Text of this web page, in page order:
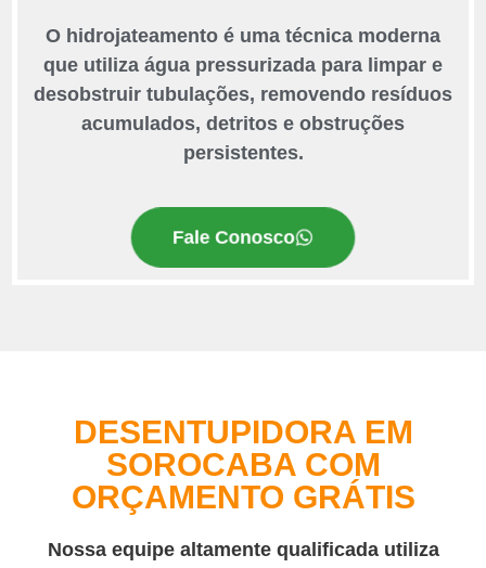
O hidrojateamento é uma técnica moderna
que utiliza água pressurizada para limpar e
desobstruir tubulações, removendo resíduos
acumulados, detritos e obstruções
persistentes.
Fale Conosco
DESENTUPIDORA EM
SOROCABA COM
ORÇAMENTO GRÁTIS
Nossa equipe altamente qualificada utiliza